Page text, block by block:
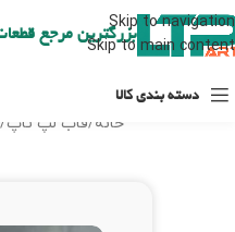
Skip to navigation
Skip to main content
بزرگترین مرجع
دسته بندی کالا
خانه /قاب لپ تاپ/